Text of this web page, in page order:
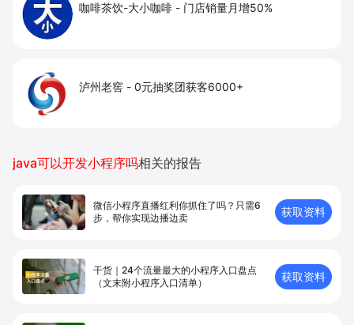
咖啡茶饮-大小咖啡 - 门店销量月增50%
泸州老窖 - 0元抽奖团获客6000+
java可以开发小程序吗相关的报告
微信小程序直播红利你抓住了吗？只需6
步，帮你实现边播边卖
获取资料
干货｜24个流量最大的小程序入口盘点
（文末附小程序入口清单）
获取资料